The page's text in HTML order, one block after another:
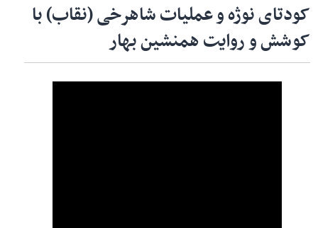
کودتای نوژه و عملیات شاهرخی (نقاب) با
کوشش و روایت همنشین بهار